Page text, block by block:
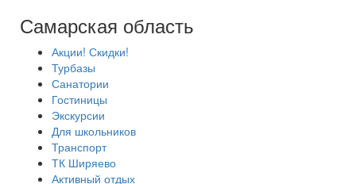
Самарская область
Акции! Скидки!
Турбазы
Санатории
Гостиницы
Экскурсии
Для школьников
Транспорт
ТК Ширяево
Активный отдых